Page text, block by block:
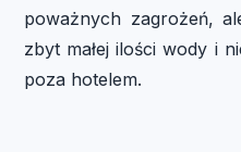
poważnych zagrożeń,
zbyt małej ilości wody i
poza hotelem.